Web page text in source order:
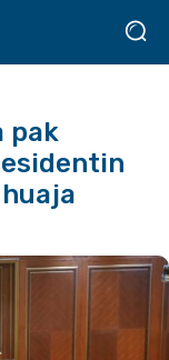
pak